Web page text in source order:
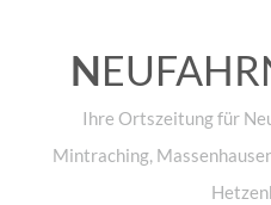
N
Ihre Ortszeitung für
Mintraching,